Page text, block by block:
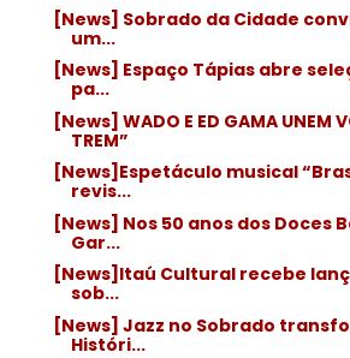
[News] Sobrado da Cidade
um...
[News] Espaço Tápias abre
pa...
[News] WADO E ED GAMA UNEM
TREM”
[News]Espetáculo musical
revis...
[News] Nos 50 anos dos Doces
Gar...
[News]Itaú Cultural recebe
sob...
[News] Jazz no Sobrado
Históri...